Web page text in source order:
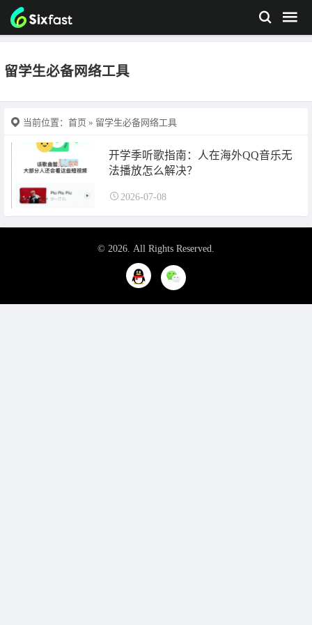
留学生必备网络工具
当前位置： 首页 » 留学生必备网络工具
开学季听歌指南：人在海外QQ音乐无
法播放怎么解决？
2026-07-08
© 2026. All Rights Reserved.